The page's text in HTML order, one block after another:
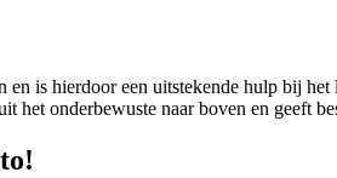
is hierdoor een uitstekende hulp bij
onderbewuste naar boven en geeft